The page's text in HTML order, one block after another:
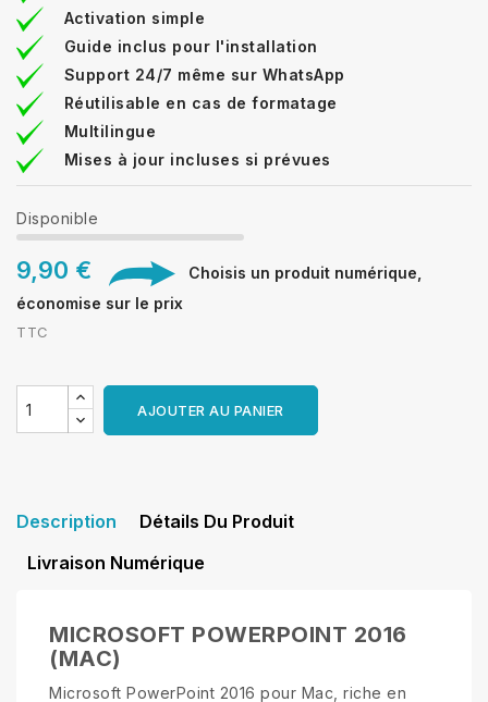
Activation simple
Guide inclus pour l'installation
Support 24/7 même sur WhatsApp
Réutilisable en cas de formatage
Multilingue
Mises à jour incluses si prévues
Disponible
9,90 €
Choisis un produit numérique,
économise sur le prix
TTC
AJOUTER AU PANIER
Description
Détails Du Produit
Livraison Numérique
MICROSOFT POWERPOINT 2016
(MAC)
Microsoft PowerPoint 2016 pour Mac, riche en